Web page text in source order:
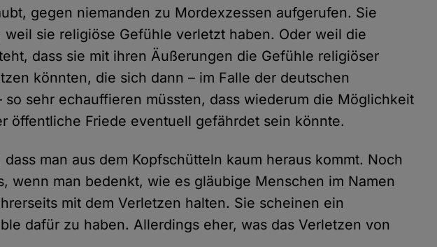
gegen niemanden zu Mordexzessen aufgerufen. Sie
weil sie religiöse Gefühle verletzt haben. Oder weil die
dass sie mit ihren Äußerungen die Gefühle religiöser
könnten, die sich dann – im Falle der deutschen
so sehr echauffieren müssten, dass wiederum die Möglichkeit
öffentliche Friede eventuell gefährdet sein könnte.
dass man aus dem Kopfschütteln kaum heraus kommt. Noch
wenn man bedenkt, wie es gläubige Menschen im Namen
mit dem Verletzen halten. Sie scheinen ein
dafür zu haben. Allerdings eher, was das Verletzen von